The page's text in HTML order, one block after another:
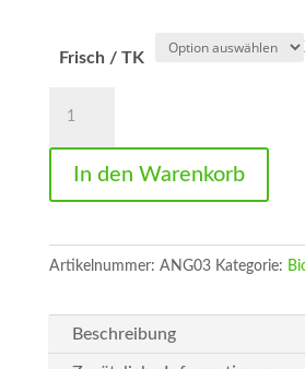
Frisch / TK
In den Warenkorb
Artikelnummer: ANG03 Kategorie:
Beschreibung